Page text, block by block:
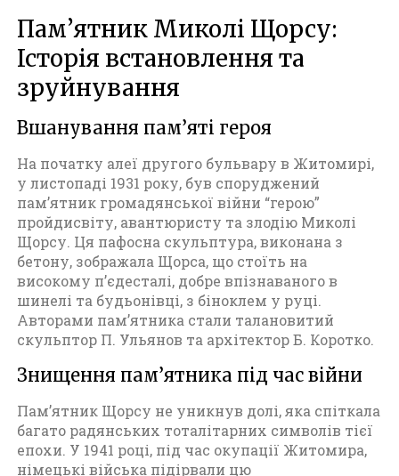
і
т
о
ї
і
й
н
и
.
,
Ф
о
т
о
и
о
м
и
Пам’ятник Миколі Щорсу:
Історія встановлення та
зруйнування
Вшанування пам’яті героя
На початку алеї другого бульвару в Житомирі,
у листопаді 1931 року, був споруджений
пам’ятник громадянської війни “герою”
пройдисвіту, авантюристу та злодію Миколі
Щорсу. Ця пафосна скульптура, виконана з
бетону, зображала Щорса, що стоїть на
високому п’єдесталі, добре впізнаваного в
шинелі та будьонівці, з біноклем у руці.
Авторами пам’ятника стали талановитий
скульптор П. Ульянов та архітектор Б. Коротко.
Знищення пам’ятника під час війни
Пам’ятник Щорсу не уникнув долі, яка спіткала
багато радянських тоталітарних символів тієї
епохи. У 1941 році, під час окупації Житомира,
німецькі війська підірвали цю